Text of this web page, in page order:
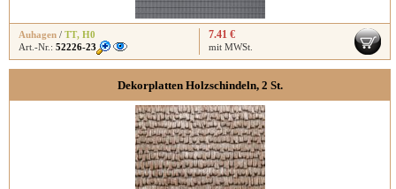
Auhagen / TT, H0
Art.-Nr.: 52226-23
7.41 €
mit MWSt.
Dekorplatten Holzschindeln, 2 St.